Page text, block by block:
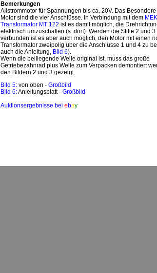
Bemerkungen
Allstrommotor für Spannungen bis ca. 20V. Das
Motor sind die vier Anschlüsse. In Verbindung mit dem
Transformator MT 122 ist es damit möglich, die
elektrisch umzuschalten (s. dort). Werden die Stifte 2 und
verbunden ist es aber auch möglich, den Motor mit einen
Transformator zweipolig über die Anschlüsse 1 und 4 zu
auch die Anleitung, Bild 6).
Wenn die beiliegende Welle original ist, muss das große
Getriebezahnrad plus Welle zum Verpacken demontiert
den Bildern 2 und 3 gezeigt.
Bild 5: von oben - Großbild
Bild 6:Anleitungsblatt - Großbild
Auktionsergebnisse bei ebay